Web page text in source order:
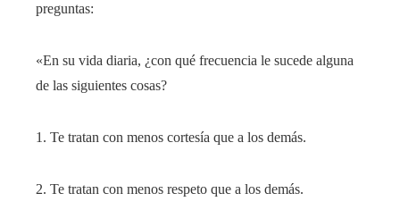
preguntas:
«En su vida diaria, ¿con qué frecuencia le sucede alguna
de las siguientes cosas?
1. Te tratan con menos cortesía que a los demás.
2. Te tratan con menos respeto que a los demás.